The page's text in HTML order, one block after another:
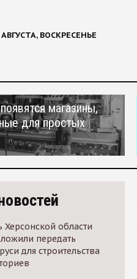
АВГУСТА, ВОСКРЕСЕНЬЕ
магазины,
для простых
Херсонской области
передать
для строительства